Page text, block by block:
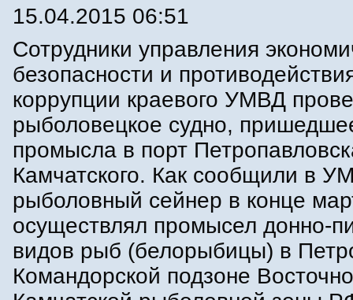
15.04.2015 06:51
Сотрудники управления
безопасности и
коррупции краевого УМВД
рыболовецкое судно,
промысла в порт
Камчатского. Как сообщили в
рыболовный сейнер в конце
осуществлял промысел донно-
видов рыб (белорыбицы) в
Командорской подзоне